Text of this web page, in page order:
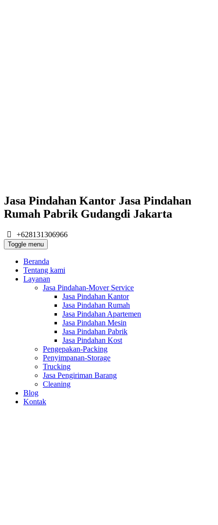
Jasa Pindahan Kantor Jasa Pindahan
Rumah Pabrik Gudangdi Jakarta
+628131306966
Toggle menu
Beranda
Tentang kami
Layanan
Jasa Pindahan-Mover Service
Jasa Pindahan Kantor
Jasa Pindahan Rumah
Jasa Pindahan Apartemen
Jasa Pindahan Mesin
Jasa Pindahan Pabrik
Jasa Pindahan Kost
Pengepakan-Packing
Penyimpanan-Storage
Trucking
Jasa Pengiriman Barang
Cleaning
Blog
Kontak